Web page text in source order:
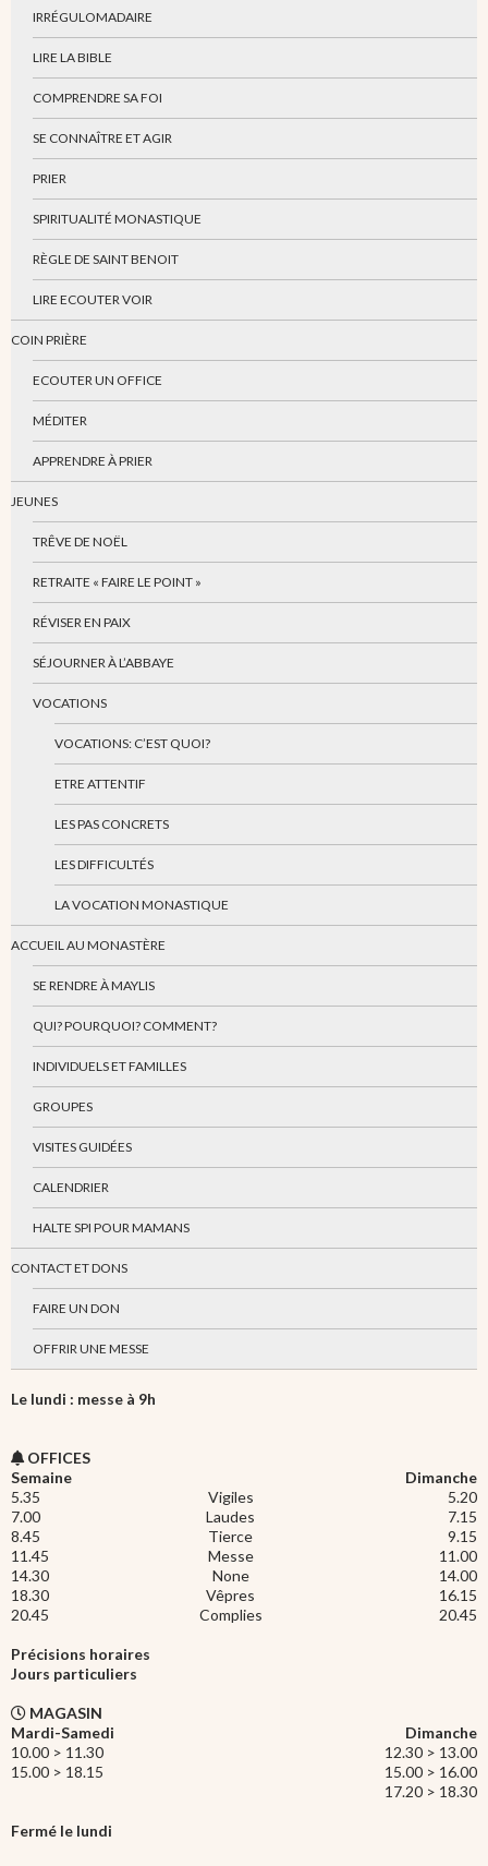
IRRÉGULOMADAIRE
LIRE LA BIBLE
COMPRENDRE SA FOI
SE CONNAÎTRE ET AGIR
PRIER
SPIRITUALITÉ MONASTIQUE
RÈGLE DE SAINT BENOIT
LIRE ECOUTER VOIR
COIN PRIÈRE
ECOUTER UN OFFICE
MÉDITER
APPRENDRE À PRIER
JEUNES
TRÊVE DE NOËL
RETRAITE « FAIRE LE POINT »
RÉVISER EN PAIX
SÉJOURNER À L’ABBAYE
VOCATIONS
VOCATIONS: C’EST QUOI?
ETRE ATTENTIF
LES PAS CONCRETS
LES DIFFICULTÉS
LA VOCATION MONASTIQUE
ACCUEIL AU MONASTÈRE
SE RENDRE À MAYLIS
QUI? POURQUOI? COMMENT?
INDIVIDUELS ET FAMILLES
GROUPES
VISITES GUIDÉES
CALENDRIER
HALTE SPI POUR MAMANS
CONTACT ET DONS
FAIRE UN DON
OFFRIR UNE MESSE
Le lundi : messe à 9h
OFFICES
Semaine
Dimanche
5.35
Vigiles
5.20
7.00
Laudes
7.15
8.45
Tierce
9.15
11.45
Messe
11.00
14.30
None
14.00
18.30
Vêpres
16.15
20.45
Complies 20.45
Précisions horaires
Jours particuliers
MAGASIN
Mardi-Samedi
Dimanche
10.00 > 11.30
12.30 > 13.00
15.00 > 18.15
15.00 > 16.00
17.20 > 18.30
Fermé le lundi